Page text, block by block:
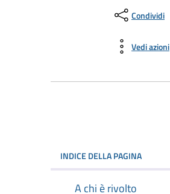
Condividi
Vedi azioni
INDICE DELLA PAGINA
A chi è rivolto